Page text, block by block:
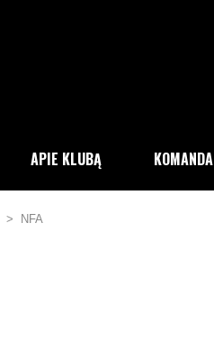
APIE KLUBĄ KOMANDA
> NFA